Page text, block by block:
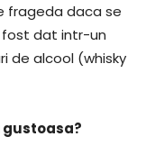
frageda daca se
dat intr-un
de alcool (whisky
gustoasa?